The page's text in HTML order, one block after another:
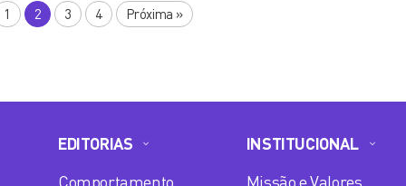
1 2 3 4 Próxima »
EDITORIAS
Comportamento
INSTITUCIONAL
Missão e Valores